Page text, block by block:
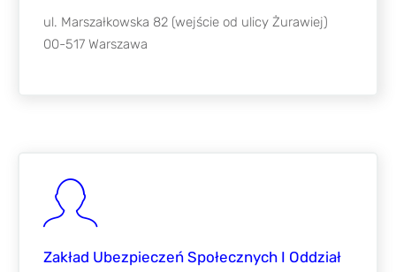
ul. Marszałkowska 82 (wejście od ulicy Żurawiej)
00-517 Warszawa
Zakład Ubezpieczeń Społecznych I Oddział